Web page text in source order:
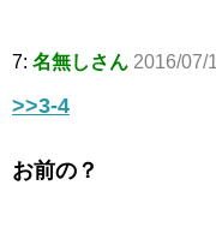
7: 名無しさん 2016/07/
>>3-4
お前の？